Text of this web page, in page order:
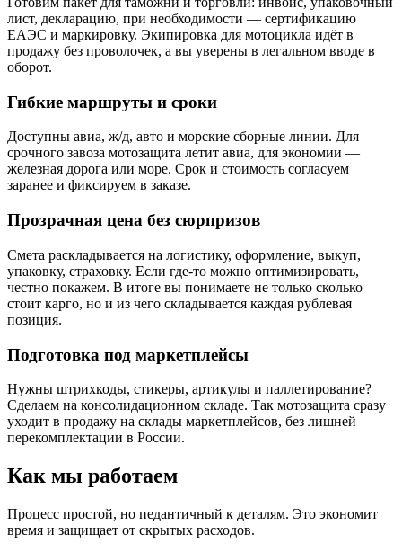
лист, декларацию, при необходимости — сертификацию
ЕАЭС и маркировку. Экипировка для мотоцикла идёт в
продажу без проволочек, а вы уверены в легальном вводе в
оборот.
Гибкие маршруты и сроки
Доступны авиа, ж/д, авто и морские сборные линии. Для
срочного завоза мотозащита летит авиа, для экономии —
железная дорога или море. Срок и стоимость согласуем
заранее и фиксируем в заказе.
Прозрачная цена без сюрпризов
Смета раскладывается на логистику, оформление, выкуп,
упаковку, страховку. Если где-то можно оптимизировать,
честно покажем. В итоге вы понимаете не только сколько
стоит карго, но и из чего складывается каждая рублевая
позиция.
Подготовка под маркетплейсы
Нужны штрихкоды, стикеры, артикулы и паллетирование?
Сделаем на консолидационном складе. Так мотозащита сразу
уходит в продажу на склады маркетплейсов, без лишней
перекомплектации в России.
Как мы работаем
Процесс простой, но педантичный к деталям. Это экономит
время и защищает от скрытых расходов.